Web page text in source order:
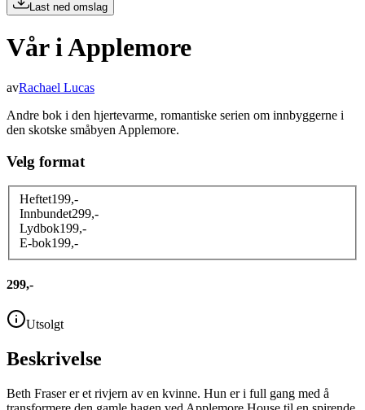
Last ned omslag
Vår i Applemore
avRachael Lucas
Andre bok i den hjertevarme, romantiske serien om innbyggerne i
den skotske småbyen Applemore.
Velg format
Heftet199,-
Innbundet299,-
Lydbok199,-
E-bok199,-
299,-
Utsolgt
Beskrivelse
Beth Fraser er et rivjern av en kvinne. Hun er i full gang med å